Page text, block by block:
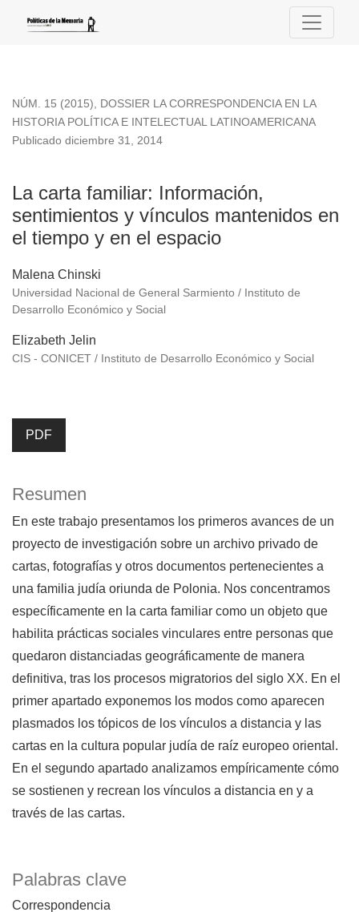
NÚM. 15 (2015), DOSSIER LA CORRESPONDENCIA EN LA
HISTORIA POLÍTICA E INTELECTUAL LATINOAMERICANA
La carta familiar: Información,
sentimientos y vínculos mantenidos en
el tiempo y en el espacio
Publicado diciembre 31, 2014
Malena Chinski
Universidad Nacional de General Sarmiento / Instituto de
Desarrollo Económico y Social
Elizabeth Jelin
CIS - CONICET / Instituto de Desarrollo Económico y Social
PDF
Palabras clave
Correspondencia
Resumen
En este trabajo presentamos los primeros avances de un
proyecto de investigación sobre un archivo privado de
cartas, fotografías y otros documentos pertenecientes a
una familia judía oriunda de Polonia. Nos concentramos
específicamente en la carta familiar como un objeto que
habilita prácticas sociales vinculares entre personas que
quedaron distanciadas geográficamente de manera
definitiva, tras los procesos migratorios del siglo XX. En el
primer apartado exponemos los modos como aparecen
plasmados los tópicos de los vínculos a distancia y las
cartas en la cultura popular judía de raíz europeo oriental.
En el segundo apartado analizamos empíricamente cómo
se sostienen y recrean los vínculos a distancia en y a
través de las cartas.